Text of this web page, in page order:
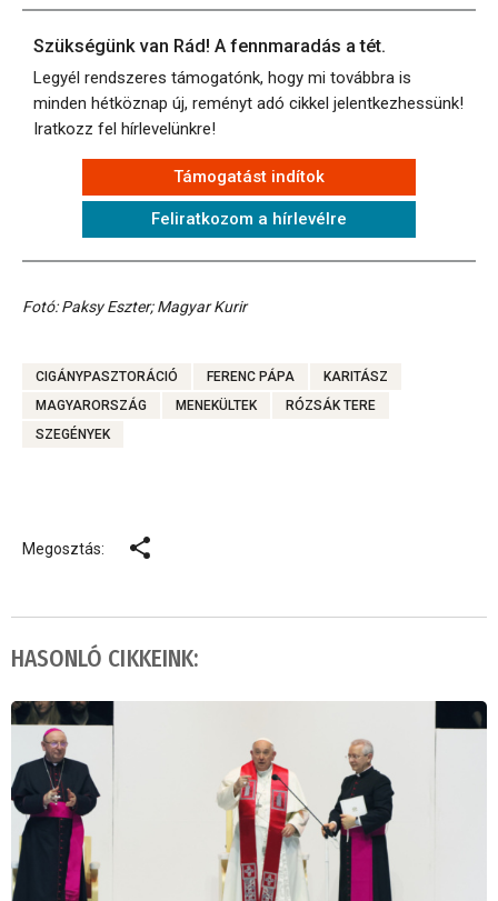
Szükségünk van Rád! A fennmaradás a tét.
Legyél rendszeres támogatónk, hogy mi továbbra is
minden hétköznap új, reményt adó cikkel jelentkezhessünk!
Iratkozz fel hírlevelünkre!
Támogatást indítok
Feliratkozom a hírlevélre
Fotó: Paksy Eszter; Magyar Kurir
CIGÁNYPASZTORÁCIÓ FERENC PÁPA
KARITÁSZ
MAGYARORSZÁG
MENEKÜLTEK
RÓZSÁK TERE
SZEGÉNYEK
Megosztás:
HASONLÓ CIKKEINK: